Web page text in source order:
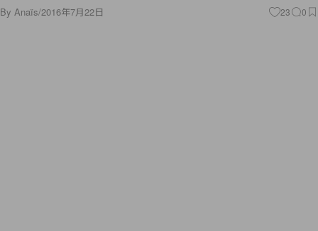
By Anaïs/2016年7月22日 23 0